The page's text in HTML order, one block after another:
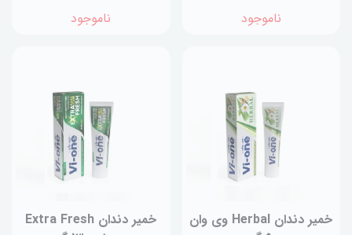
ناموجود
ناموجود
خمیر دندان Herbal وی وان
خمیر دندان Extra Fresh